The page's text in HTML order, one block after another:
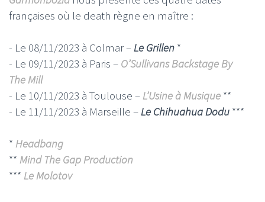
françaises où le death règne en maître :
- Le 08/11/2023 à Colmar –Le Grillen *
- Le 09/11/2023 à Paris – O’Sullivans Backstage By
The Mill
- Le 10/11/2023 à Toulouse – L’Usine à Musique **
- Le 11/11/2023 à Marseille –Le Chihuahua Dodu ***
* Headbang
** Mind The Gap Production
*** Le Molotov